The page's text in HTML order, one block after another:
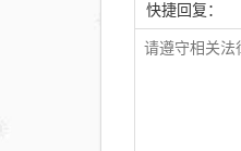
快捷回复：